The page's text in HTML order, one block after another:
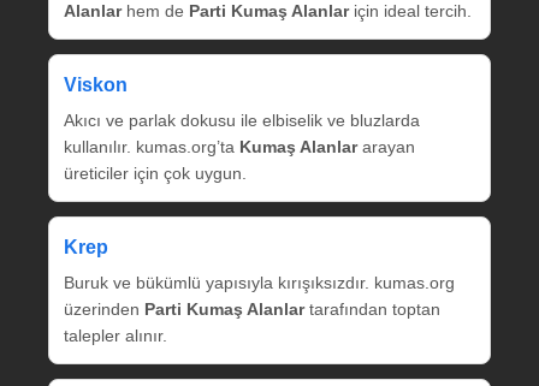
Alanlarhem de Parti Kumaş Alanlariçin ideal tercih.
Viskon
Akıcı ve parlak dokusu ile elbiselik ve bluzlarda
kullanılır. kumas.org’ta Kumaş Alanlararayan
üreticiler için çok uygun.
Krep
Buruk ve bükümlü yapısıyla kırışıksızdır. kumas.org
üzerinden Parti Kumaş Alanlartarafından toptan
talepler alınır.